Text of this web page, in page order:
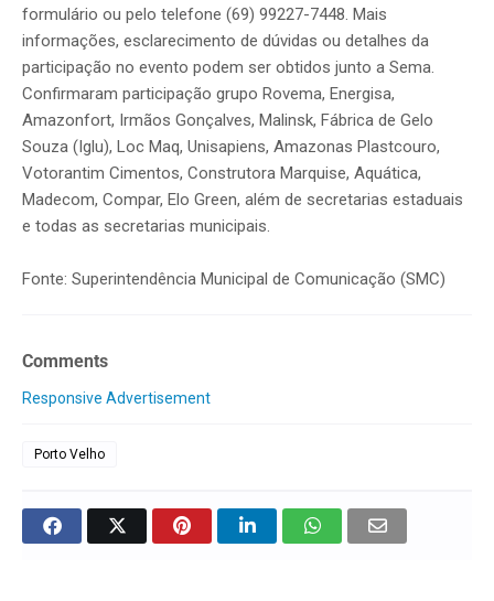
formulário ou pelo telefone (69) 99227-7448. Mais
informações, esclarecimento de dúvidas ou detalhes da
participação no evento podem ser obtidos junto a Sema.
Confirmaram participação grupo Rovema, Energisa,
Amazonfort, Irmãos Gonçalves, Malinsk, Fábrica de Gelo
Souza (Iglu), Loc Maq, Unisapiens, Amazonas Plastcouro,
Votorantim Cimentos, Construtora Marquise, Aquática,
Madecom, Compar, Elo Green, além de secretarias estaduais
e todas as secretarias municipais.
Fonte: Superintendência Municipal de Comunicação (SMC)
Comments
Responsive Advertisement
Porto Velho